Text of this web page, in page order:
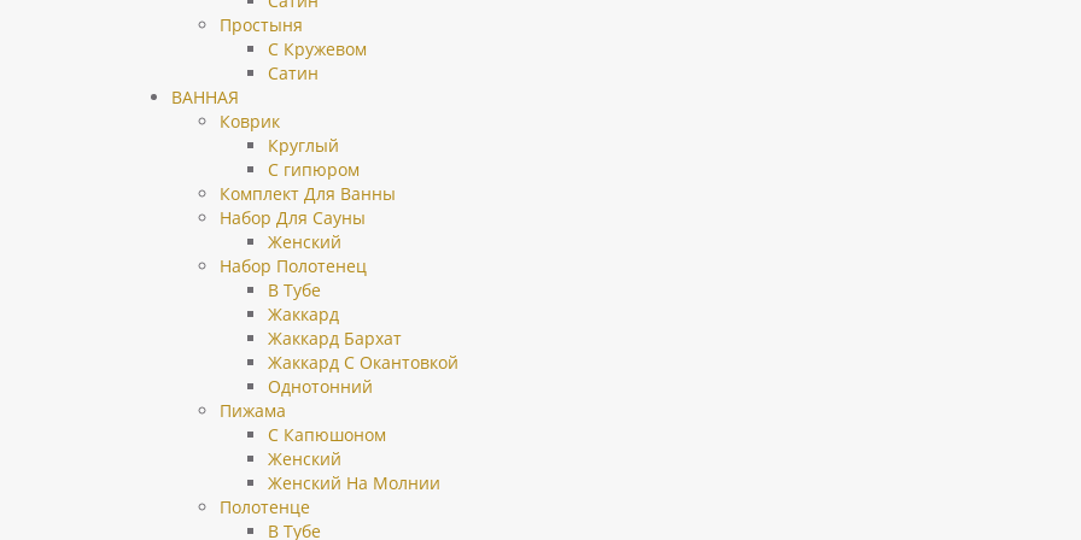
Простыня
С Кружевом
Сатин
ВАННАЯ
Коврик
Круглый
С гипюром
Комплект Для Ванны
Набор Для Сауны
Женский
Набор Полотенец
В Тубе
Жаккард
Жаккард Бархат
Жаккард С Окантовкой
Однотонний
Пижама
C Капюшоном
Женский
Женский На Молнии
Полотенце
В Тубе